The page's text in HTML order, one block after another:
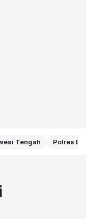
Tengah Polres